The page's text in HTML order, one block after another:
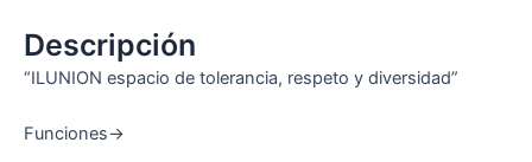
Descripción
“ILUNION espacio de tolerancia, respeto y diversidad”
Funciones->